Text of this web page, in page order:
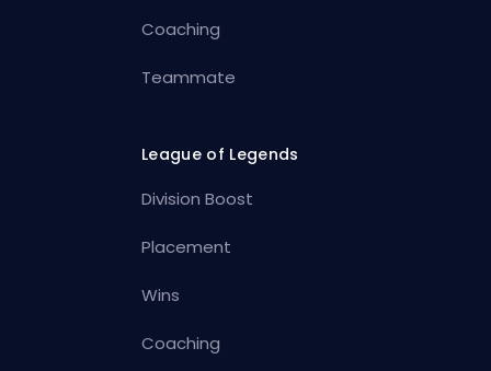
Coaching
Teammate
League of Legends
Division Boost
Placement
Wins
Coaching